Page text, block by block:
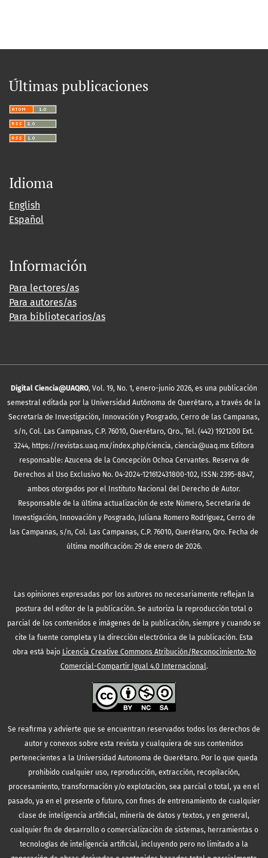
Últimas publicaciones
Idioma
English
Español
Información
Para lectores/as
Para autores/as
Para bibliotecarios/as
Digital Ciencia@UAQRO, Vol. 19, No. 1, enero-junio 2026, es una publicación
semestral editada por la Universidad Autónoma de Querétaro, a través de la
Secretaría de Investigación, Innovación y Posgrado, Cerro de las Campanas,
s/n, Col. Las Campanas, C.P. 76010, Querétaro, Qro., Tel. (442) 1921200 Ext.
3244, https://revistas.uaq.mx/index.php/ciencia, ciencia@uaq.mx Editora
responsable: Azucena de la Concepción Ochoa Cervantes. Reserva de
Derechos al Uso Exclusivo No. 04-2024-121612431800-102, ISSN: 2395-8847,
ambos otorgados por el Instituto Nacional del Derecho de Autor.
Responsable de la última actualización de este Número, Secretaría de
Investigación, Innovación y Posgrado, Juliana Romero Rodríguez, Cerro de
las Campanas, s/n, Col. Las Campanas, C.P. 76010, Querétaro, Qro. Fecha de
última modificación: 29 de enero de 2026.
Las opiniones expresadas por los autores no necesariamente reflejan la
postura del editor de la publicación. Se autoriza la reproducción total o
parcial de los contenidos e imágenes de la publicación, siempre y cuando se
cite la fuente completa y la dirección electrónica de la publicación. Esta
obra está bajo Licencia Creative Commons Atribución/Reconocimiento-No
Comercial-Compartir Igual 4.0 Internacional.
Se reafirma y advierte que se encuentran reservados todos los derechos de
autor y conexos sobre esta revista y cualquiera de sus contenidos
pertenecientes a la Universidad Autonoma de Querétaro. Por lo que queda
prohibido cualquier uso, reproducción, extracción, recopilación,
procesamiento, transformación y/o explotación, sea parcial o total, ya en el
pasado, ya en el presente o futuro, con fines de entrenamiento de cualquier
clase de inteligencia artificial, minería de datos y textos, y en general,
cualquier fin de desarrollo o comercialización de sistemas, herramientas o
tecnologías de inteligencia artificial, incluyendo pero no limitado a la